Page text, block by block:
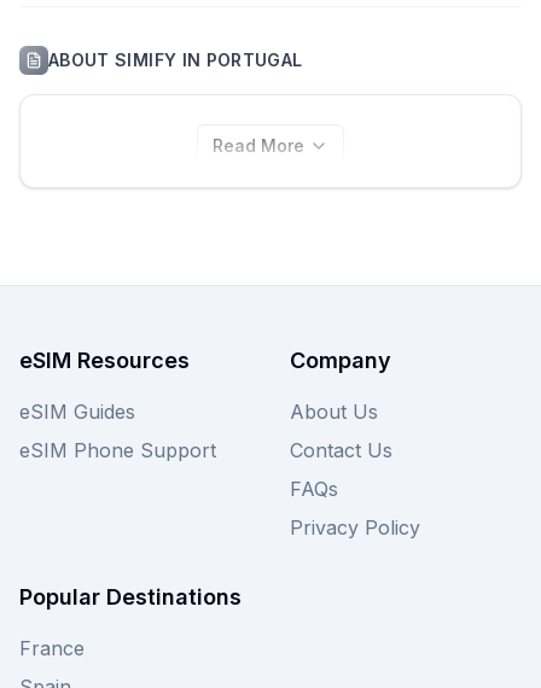
ABOUTSIMIFY IN PORTUGAL
Read More
eSIM Resources
eSIM Guides
eSIM Phone Support
Company
About Us
Contact Us
FAQs
Privacy Policy
Popular Destinations
France